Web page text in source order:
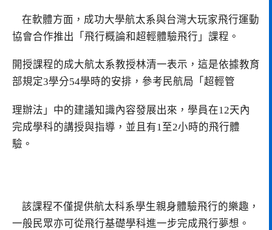
在軟體方面，成功大學航太系與台灣大玩家飛行運動
協會合作推出「飛行概論和超輕體驗飛行」課程。
開授課程的成大航太系教授林清一表示，這是依據教育
部規定3學分54學時的安排，參考民航局「超輕管
理辦法」中的建議知識內容發展出來，學員在12天內
完成學科的講授與指導，並且有1至2小時的飛行體
驗。
該課程不僅提供航太科系學生親身體驗飛行的樂趣，
一般民眾亦可從飛行基礎學科進一步完成飛行夢想。